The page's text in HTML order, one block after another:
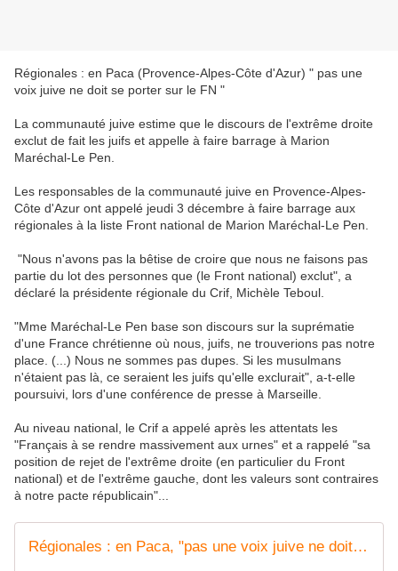
Régionales : en Paca (Provence-Alpes-Côte d'Azur) " pas une
voix juive ne doit se porter sur le FN "
La communauté juive estime que le discours de l'extrême droite
exclut de fait les juifs et appelle à faire barrage à Marion
Maréchal-Le Pen.
Les responsables de la communauté juive en Provence-Alpes-
Côte d'Azur ont appelé jeudi 3 décembre à faire barrage aux
régionales à la liste Front national de Marion Maréchal-Le Pen.
"Nous n'avons pas la bêtise de croire que nous ne faisons pas
partie du lot des personnes que (le Front national) exclut", a
déclaré la présidente régionale du Crif, Michèle Teboul.
"Mme Maréchal-Le Pen base son discours sur la suprématie
d'une France chrétienne où nous, juifs, ne trouverions pas notre
place. (...) Nous ne sommes pas dupes. Si les musulmans
n'étaient pas là, ce seraient les juifs qu'elle exclurait", a-t-elle
poursuivi, lors d'une conférence de presse à Marseille.
Au niveau national, le Crif a appelé après les attentats les
"Français à se rendre massivement aux urnes" et a rappelé "sa
position de rejet de l'extrême droite (en particulier du Front
national) et de l'extrême gauche, dont les valeurs sont contraires
à notre pacte républicain"...
Régionales : en Paca, "pas une voix juive ne doit se porter sur le FN"